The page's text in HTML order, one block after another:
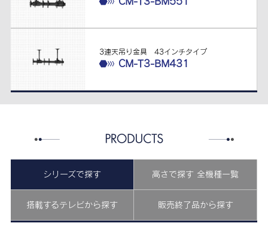
3連天吊り金具 43インチタイプ
CM-T3-BM431
シリーズで探す 高さで探す 全機種一覧
搭載するテレビから探す 販売終了品から探す